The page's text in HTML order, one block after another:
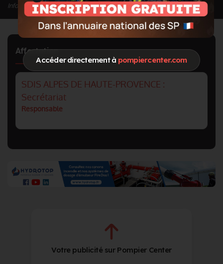
Accéder directement à pompiercenter.com
Informations mises à jour le 12/09/2020 à 22:30
Affectation
SDIS ALPES DE HAUTE-PROVENCE :
Secrétariat
Responsable
Votre publicité sur Pompier Center